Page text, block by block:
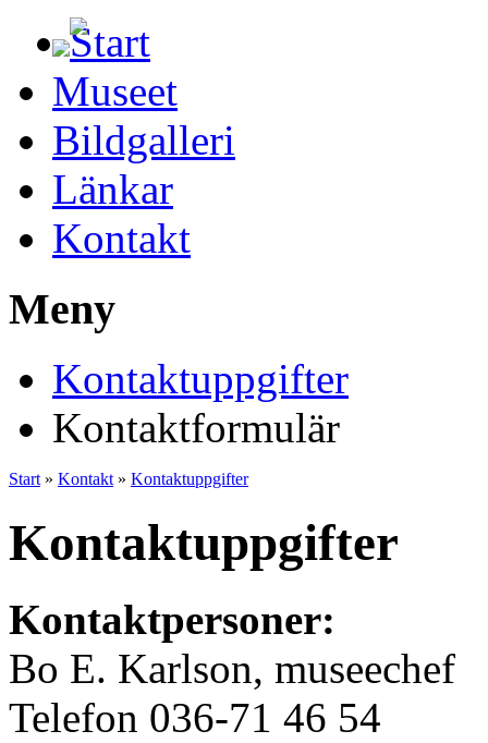
Start
Museet
Bildgalleri
Länkar
Kontakt
Meny
Kontaktuppgifter
Kontaktformulär
Start» Kontakt» Kontaktuppgifter
Kontaktuppgifter
Kontaktpersoner:
Bo E. Karlson, museechef
Telefon 036-71 46 54